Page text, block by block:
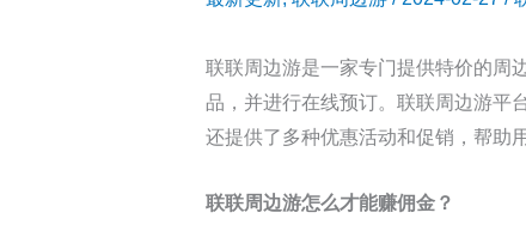
联联周边游是一家专门提供特价的周
品，并进行在线预订。联联周边游平
还提供了多种优惠活动和促销，帮助
联联周边游怎么才能赚佣金？